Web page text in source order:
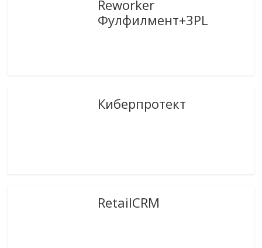
Reworker
Фулфилмент+3PL
Киберпротект
RetailCRM